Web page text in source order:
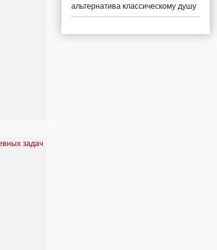
альтернатива классическому душу